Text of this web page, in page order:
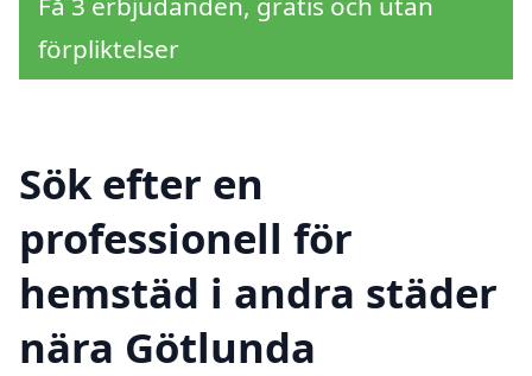
förpliktelser
Sök efter en
professionell för
hemstäd i andra städer
nära Götlunda